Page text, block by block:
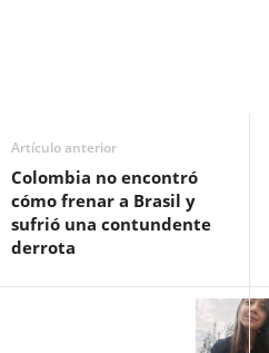
Artículo anterior
Colombia no encontró
cómo frenar a Brasil y
sufrió una contundente
derrota